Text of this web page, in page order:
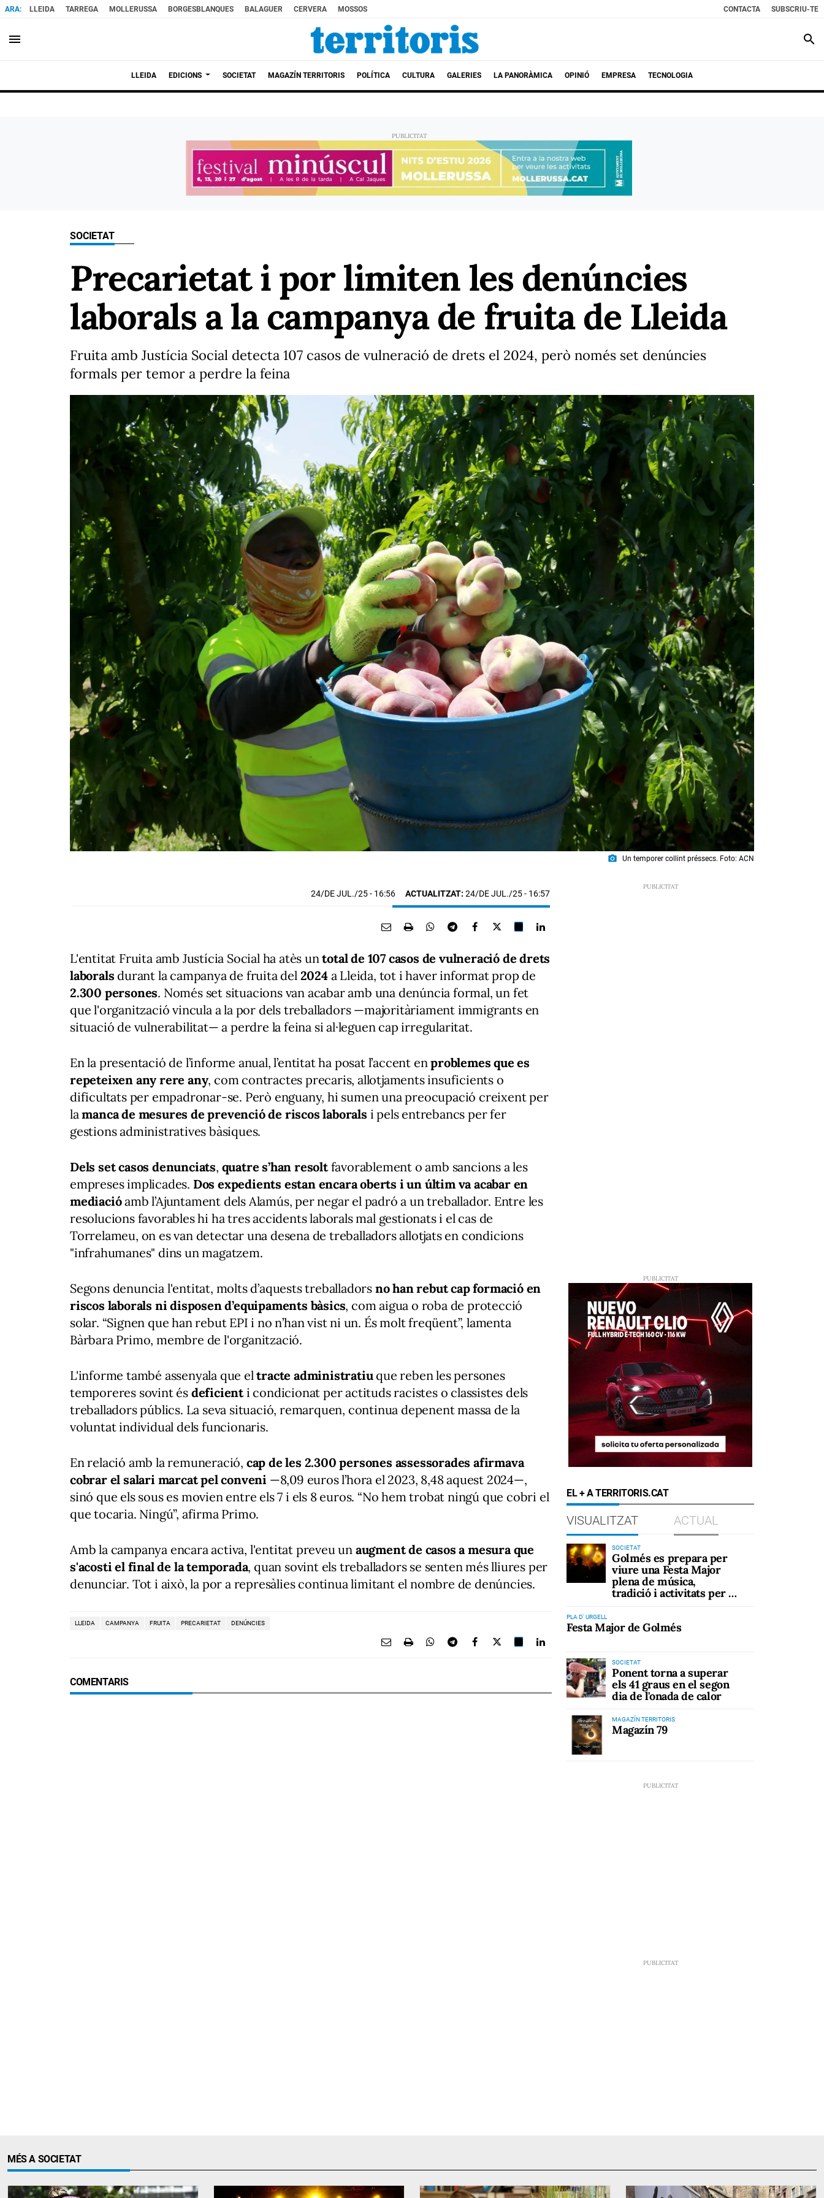
LLEIDA TARREGA MOLLERUSSA BORGESBLANQUES BALAGUER CERVERA MOSSOS CONTACTA SUBSCRIU-TE
menu search
LLEIDA EDICIONS SOCIETAT MAGAZÍN TERRITORIS POLÍTICA CULTURA GALERIES LA PANORÀMICA OPINIÓ EMPRESA TECNOLOGIA
SOCIETAT
Precarietat i por limiten les denúncies
laborals a la campanya de fruita de Lleida
Fruita amb Justícia Social detecta 107 casos de vulneració de drets el 2024, però només set denúncies
formals per temor a perdre la feina
photo_camera Un temporer collint préssecs. Foto: ACN
24/DE JUL./25- 16:56 ACTUALITZAT: 24/DE JUL./25 - 16:57
L'entitat Fruita amb Justícia Social ha atès untotal de 107 casos de vulneració de drets
laborals durant la campanya de fruita del 2024 a Lleida, tot i haver informat prop de
2.300 persones. Només set situacions van acabar amb una denúncia formal, un fet
que l'organització vincula a la por dels treballadors —majoritàriament immigrants en
situació de vulnerabilitat— a perdre la feina si al·leguen cap irregularitat.
En la presentació de l’informe anual, l’entitat ha posat l’accent enproblemes que es
repeteixen any rere any, com contractes precaris, allotjaments insuficients o
dificultats per empadronar-se. Però enguany, hi sumen una preocupació creixent per
lamanca de mesures de prevenció de riscos laborals i pels entrebancs per fer
gestions administratives bàsiques.
Dels set casos denunciats, quatre s’han resoltfavorablement o amb sancions a les
empreses implicades. Dos expedients estan encara oberts i un últim va acabar en
mediacióamb l’Ajuntament dels Alamús, per negar el padró a un treballador. Entre les
resolucions favorables hi ha tres accidents laborals mal gestionats i el cas de
Torrelameu, on es van detectar una desena de treballadors allotjats en condicions
"infrahumanes" dins un magatzem.
Segons denuncia l'entitat, molts d’aquests treballadors no han rebut cap formació en
riscos laborals ni disposen d’equipaments bàsics, com aigua o roba de protecció
solar. “Signen que han rebut EPI i no n’han vist ni un. És molt freqüent”, lamenta
Bàrbara Primo, membre de l'organització.
L'informe també assenyala que eltracte administratiuque reben les persones
temporeres sovint és deficienti condicionat per actituds racistes o classistes dels
treballadors públics. La seva situació, remarquen, continua depenent massa de la
voluntat individual dels funcionaris.
En relació amb la remuneració, cap de les 2.300 persones assessorades afirmava
cobrar el salari marcat pel conveni —8,09 euros l’hora el 2023, 8,48 aquest 2024—,
sinó que els sous es movien entre els 7 i els 8 euros. “No hem trobat ningú que cobri el
que tocaria. Ningú”, afirma Primo.
Amb la campanya encara activa, l'entitat preveu un augment de casos a mesura que
s'acosti el final de la temporada, quan sovint els treballadors se senten més lliures per
denunciar. Tot i això, la por a represàlies continua limitant el nombre de denúncies.
LLEIDA CAMPANYA FRUITA PRECARIETAT DENÚNCIES
COMENTARIS
EL + A TERRITORIS.CAT
VISUALITZAT ACTUAL
SOCIETAT
Golmés es prepara per
viure una Festa Major
plena de música,
tradició i activitats per a
PLA D' URGELL
Festa Major de Golmés
SOCIETAT
Ponent torna a superar
els 41 graus en el segon
dia de l'onada de calor
MAGAZÍN TERRITORIS
Magazín 79
MÉS A SOCIETAT